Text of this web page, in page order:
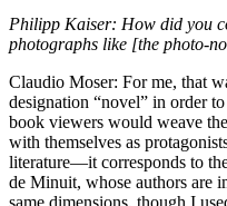
Philipp Kaiser: How did you
photographs like [the photo-
Claudio Moser: For me, that
designation “novel” in order
book viewers would weave
with themselves as
literature—it corresponds to
de Minuit, whose authors are
same dimensions, though I